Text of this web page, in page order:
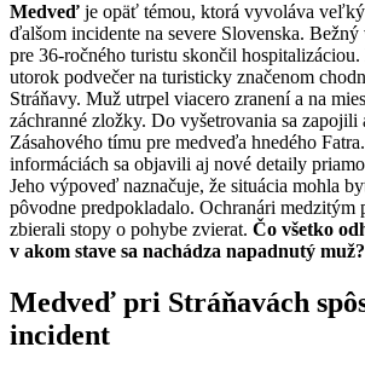
Medveď je opäť témou, ktorá vyvoláva
ďalšom incidente na severe Slovenska.
pre 36-ročného turistu skončil
utorok podvečer na turisticky značenom
Stráňavy. Muž utrpel viacero zranení a na
záchranné zložky. Do vyšetrovania sa
Zásahového tímu pre medveďa hnedého
informáciách sa objavili aj nové detaily
Jeho výpoveď naznačuje, že situácia mohla
pôvodne predpokladalo. Ochranári medzitým
zbierali stopy o pohybe zvierat. Čo všetko
v akom stave sa nachádza napadnutý muž?
Medveď pri Stráňavách
incident